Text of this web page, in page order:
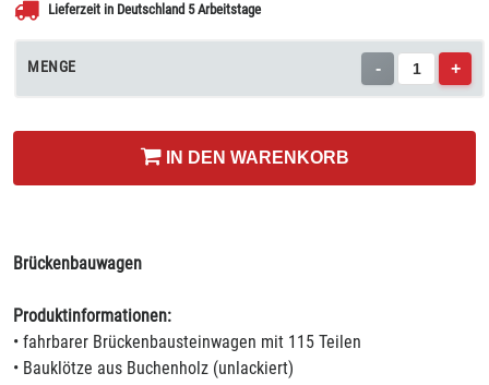
Lieferzeit in Deutschland 5 Arbeitstage
MENGE - +
IN DEN WARENKORB
Brückenbauwagen
Produktinformationen:
• fahrbarer Brückenbausteinwagen mit 115 Teilen
• Bauklötze aus Buchenholz (unlackiert)